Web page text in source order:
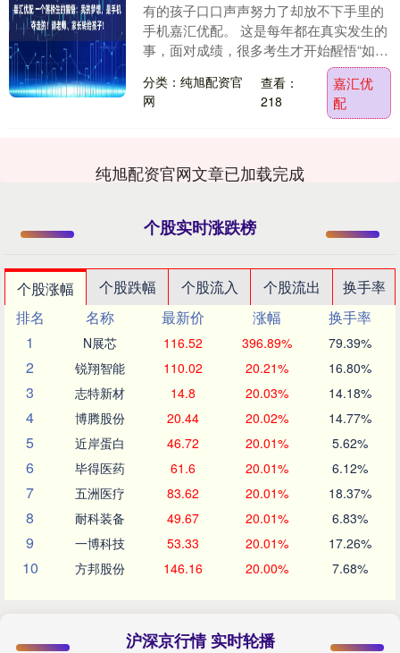
有的孩子口口声声努力了却放不下手里的
手机嘉汇优配。 这是每年都在真实发生的
事，面对成绩，很多考生才开始醒悟“如果
沉溺于手机，最后出分时，结果往往比你
想象的还要差....
分类：纯旭配资官
网
查看：
218
嘉汇优
配
纯旭配资官网文章已加载完成
个股实时涨跌榜
个股涨幅 个股跌幅 个股流入 个股流出
换手率
排名
名称 最新价 涨幅
换手率
1
N展芯 116.52 396.89% 79.39%
2 锐翔智能 110.02 20.21% 16.80%
3 志特新材 14.8 20.03% 14.18%
4 博腾股份 20.44 20.02% 14.77%
5 近岸蛋白 46.72 20.01% 5.62%
6 毕得医药 61.6 20.01% 6.12%
7 五洲医疗 83.62 20.01% 18.37%
8 耐科装备 49.67 20.01% 6.83%
9 一博科技 53.33 20.01% 17.26%
10 方邦股份 146.16 20.00% 7.68%
沪深京行情 实时轮播